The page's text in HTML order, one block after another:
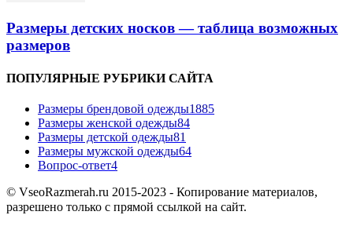
Размеры детских носков — таблица возможных
размеров
ПОПУЛЯРНЫЕ РУБРИКИ САЙТА
Размеры брендовой одежды1885
Размеры женской одежды84
Размеры детской одежды81
Размеры мужской одежды64
Вопрос-ответ4
© VseoRazmerah.ru 2015-2023 - Копирование материалов,
разрешено только с прямой ссылкой на сайт.